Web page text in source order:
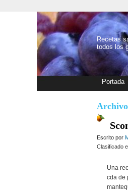
Recetas
todos los
Portada
Escrito por
Clasificado
Una
cda de